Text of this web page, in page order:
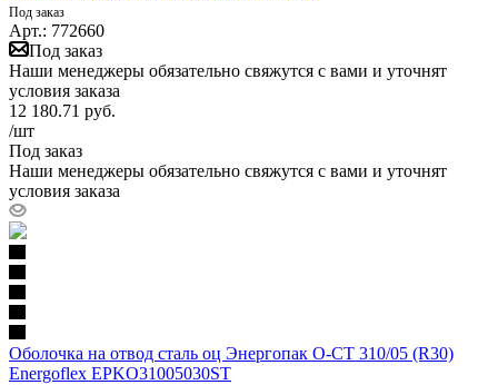
Под заказ
Арт.: 772660
Под заказ
Наши менеджеры обязательно свяжутся с вами и уточнят
условия заказа
12 180.71 руб.
/шт
Под заказ
Наши менеджеры обязательно свяжутся с вами и уточнят
условия заказа
Оболочка на отвод сталь оц Энергопак О-СТ 310/05 (R30)
Energoflex EPKO31005030ST